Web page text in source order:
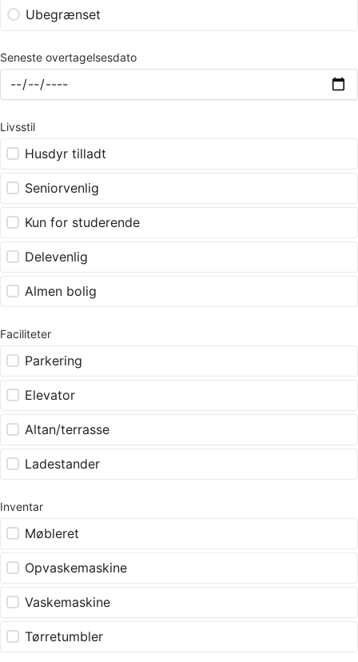
Ubegrænset
Seneste overtagelsesdato
Livsstil
Husdyr tilladt
Seniorvenlig
Kun for studerende
Delevenlig
Almen bolig
Faciliteter
Parkering
Elevator
Altan/terrasse
Ladestander
Inventar
Møbleret
Opvaskemaskine
Vaskemaskine
Tørretumbler